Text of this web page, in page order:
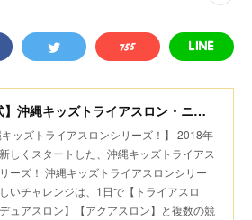
【公式】沖縄キッズトライアスロン・ニコニコちびっ子デュアスロン・美ら島スポーツ
キッズトライアスロンシリーズ！】 2018年
しくスタートした、沖縄キッズトライアス
ーズ！ 沖縄キッズトライアスロンシリー
いチャレンジは、1日で【トライアスロ
ュアスロン】【アクアスロン】と複数の競